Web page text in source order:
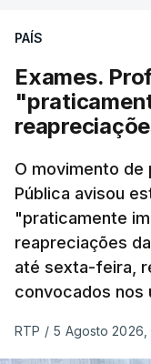
PAÍS
Exames.
O movimento de
Pública avisou
"praticamente
reapreciações
até sexta-feira,
convocados nos
RTP / 5 Agosto 2026,